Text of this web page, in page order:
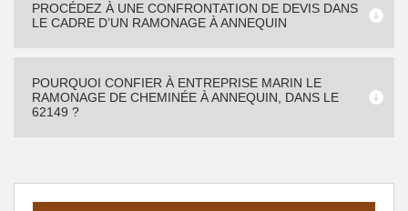
PROCÉDEZ À UNE CONFRONTATION DE DEVIS DANS
LE CADRE D’UN RAMONAGE À ANNEQUIN
POURQUOI CONFIER À ENTREPRISE MARIN LE
RAMONAGE DE CHEMINÉE À ANNEQUIN, DANS LE
62149 ?